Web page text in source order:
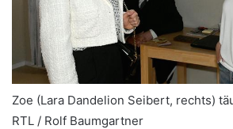
Zoe (Lara Dandelion Seibert, rechts)
RTL / Rolf Baumgartner